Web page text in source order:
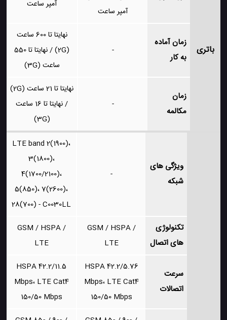
باتری
آمپر ساعت
آمپر ساعت
زمان آماده
به کار
-
نهایتا تا 600 ساعت
(2G) / نهایتا تا 550
ساعت (3G)
زمان
مکالمه
-
نهایتا تا 21 ساعت (2G)
/ نهایتا تا 16 ساعت
(3G)
ویژگی های
شبکه
-
LTE band 2(1900)،
3(1800)،
4(1700/2100)،
5(850)، 7(2600)،
28(700) - C0030LL
تکنولوژی
های اتصال
GSM / HSPA /
LTE
GSM / HSPA /
LTE
سرعت
اتصالات
HSPA 42.2/5.76
Mbps، LTE Cat4
150/50 Mbps
HSPA 42.2/11.5
Mbps، LTE Cat4
150/50 Mbps